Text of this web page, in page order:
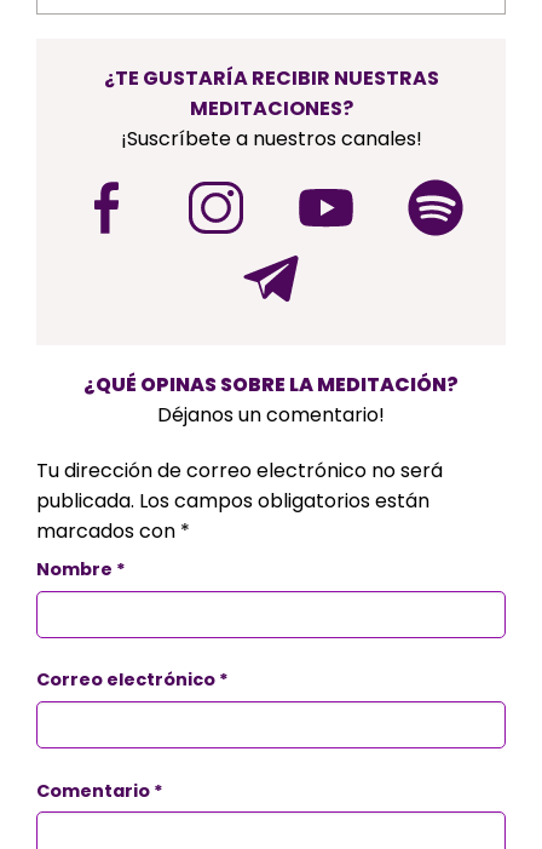
¿TE GUSTARÍA RECIBIR NUESTRAS
MEDITACIONES?
¡Suscríbete a nuestros canales!
¿QUÉ OPINAS SOBRE LA MEDITACIÓN?
Déjanos un comentario!
Tu dirección de correo electrónico no será
publicada. Los campos obligatorios están
marcados con *
Nombre *
Correo electrónico *
Comentario *